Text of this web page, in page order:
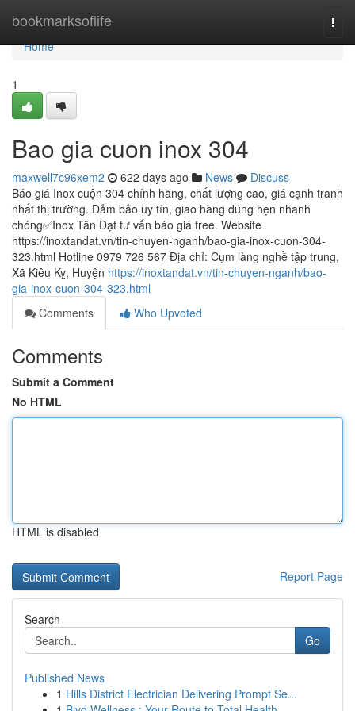
bookmarksoflife
Home
Home
1
Bao gia cuon inox 304
maxwell7c96xem2 622 days ago News
Discuss
Báo giá Inox cuộn 304 chính hãng, chất lượng cao, giá cạnh tranh
nhất thị trường. Đảm bảo uy tín, giao hàng đúng hẹn nhanh
chóng✅Inox Tân Đạt tư vấn báo giá free. Website
https://inoxtandat.vn/tin-chuyen-nganh/bao-gia-inox-cuon-304-
323.html Hotline 0979 726 567 Địa chỉ: Cụm làng nghề tập trung,
Xã Kiêu Kỵ, Huyện https://inoxtandat.vn/tin-chuyen-nganh/bao-
gia-inox-cuon-304-323.html
Comments
Who Upvoted
Comments
Submit a Comment
No HTML
HTML is disabled
Report Page
Search
Go
Published News
1 Hills District Electrician Delivering Prompt Se...